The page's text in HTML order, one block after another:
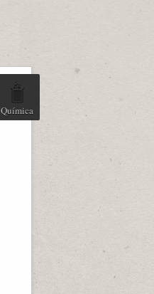
Química